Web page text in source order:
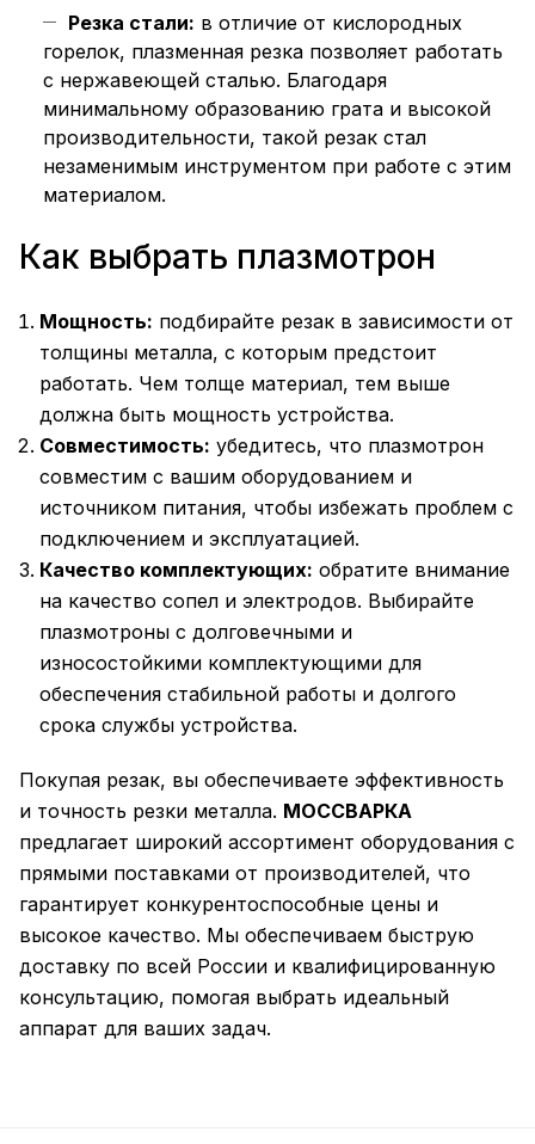
Резка стали: в отличие от кислородных
горелок, плазменная резка позволяет работать
с нержавеющей сталью. Благодаря
минимальному образованию грата и высокой
производительности, такой резак стал
незаменимым инструментом при работе с этим
материалом.
Как выбрать плазмотрон
Мощность: подбирайте резак в зависимости от
толщины металла, с которым предстоит
работать. Чем толще материал, тем выше
должна быть мощность устройства.
Совместимость: убедитесь, что плазмотрон
совместим с вашим оборудованием и
источником питания, чтобы избежать проблем с
подключением и эксплуатацией.
Качество комплектующих: обратите внимание
на качество сопел и электродов. Выбирайте
плазмотроны с долговечными и
износостойкими комплектующими для
обеспечения стабильной работы и долгого
срока службы устройства.
Покупая резак, вы обеспечиваете эффективность
и точность резки металла. МОССВАРКА
предлагает широкий ассортимент оборудования с
прямыми поставками от производителей, что
гарантирует конкурентоспособные цены и
высокое качество. Мы обеспечиваем быструю
доставку по всей России и квалифицированную
консультацию, помогая выбрать идеальный
аппарат для ваших задач.